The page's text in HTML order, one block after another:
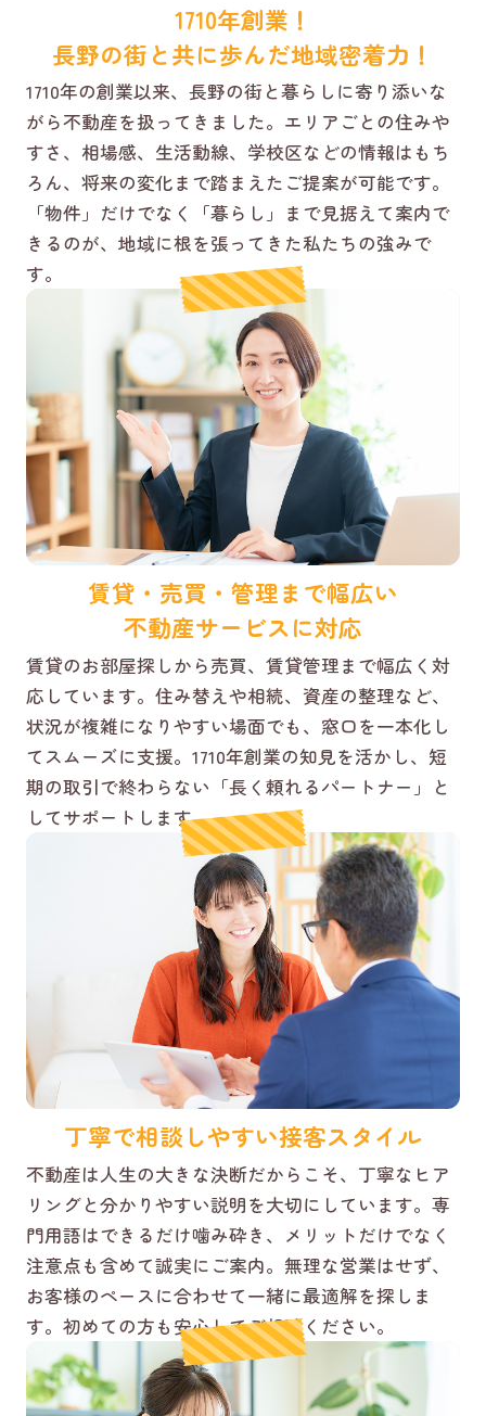
1710年創業！
長野の街と共に歩んだ地域密着力！
1710年の創業以来、長野の街と暮らしに寄り添いな
がら不動産を扱ってきました。エリアごとの住みや
すさ、相場感、生活動線、学校区などの情報はもち
ろん、将来の変化まで踏まえたご提案が可能です。
「物件」だけでなく「暮らし」まで見据えて案内で
きるのが、地域に根を張ってきた私たちの強みで
す。
賃貸・売買・管理まで幅広い
不動産サービスに対応
賃貸のお部屋探しから売買、賃貸管理まで幅広く対
応しています。住み替えや相続、資産の整理など、
状況が複雑になりやすい場面でも、窓口を一本化し
てスムーズに支援。1710年創業の知見を活かし、短
期の取引で終わらない「長く頼れるパートナー」と
してサポートします。
丁寧で相談しやすい接客スタイル
不動産は人生の大きな決断だからこそ、丁寧なヒア
リングと分かりやすい説明を大切にしています。専
門用語はできるだけ噛み砕き、メリットだけでなく
注意点も含めて誠実にご案内。無理な営業はせず、
お客様のペースに合わせて一緒に最適解を探しま
す。初めての方も安心してご相談ください。